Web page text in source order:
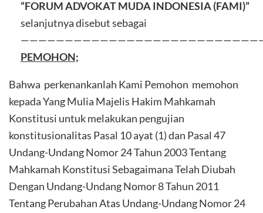
“FORUM ADVOKAT MUDA INDONESIA (FAMI)”
selanjutnya disebut sebagai
PEMOHON;
Bahwa perkenankanlah Kami Pemohon memohon
kepada Yang Mulia Majelis Hakim Mahkamah
Konstitusi untuk melakukan pengujian
konstitusionalitas Pasal 10 ayat (1) dan Pasal 47
Undang-Undang Nomor 24 Tahun 2003 Tentang
Mahkamah Konstitusi Sebagaimana Telah Diubah
Dengan Undang-Undang Nomor 8 Tahun 2011
Tentang Perubahan Atas Undang-Undang Nomor 24